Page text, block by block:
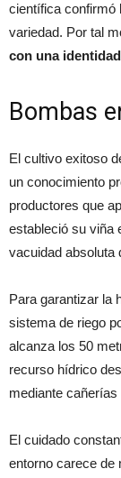
científica confirmó
variedad. Por tal
con una
Bombas
El cultivo exitoso
un conocimiento
productores que
estableció su viña
vacuidad absoluta
Para garantizar la
sistema de riego
alcanza los 50
recurso hídrico
mediante
El cuidado
entorno carece de